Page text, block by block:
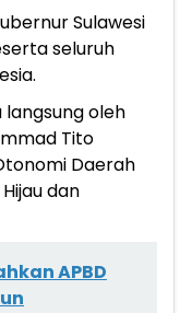
Sulawesi
seluruh
oleh
Tito
Daerah
dan
APBD